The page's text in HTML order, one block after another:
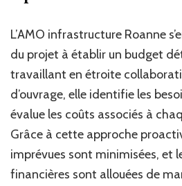
à
Roanne
L’AMO infrastructure Roanne
du projet à établir un budget
travaillant en étroite
d’ouvrage, elle identifie les
évalue les coûts associés à
Grâce à cette approche
imprévues sont minimisées, et
financières sont allouées de